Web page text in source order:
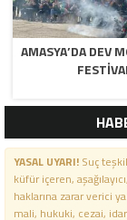
AMASYA’DA DEV
YASAL UYARI!Suç
küfür içeren,
haklarına zarar verici
mali, hukuki, cezai,